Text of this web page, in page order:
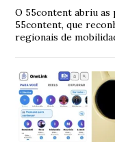
O 55content abriu
55content, que
regionais de